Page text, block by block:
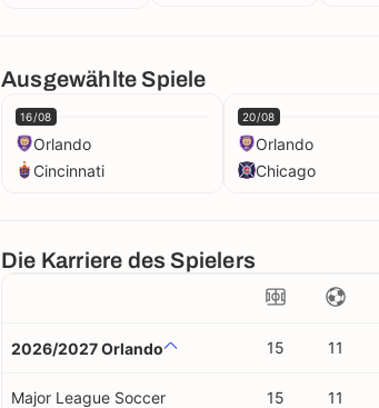
Ausgewählte Spiele
16/08
Orlando
Cincinnati
20/08
Orlando
Chicago
Die Karriere des Spielers
2026/2027 Orlando 15 11
Major League Soccer 15 11